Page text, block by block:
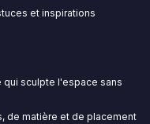
et inspirations
qui sculpte l'espace sans
de matière et de placement